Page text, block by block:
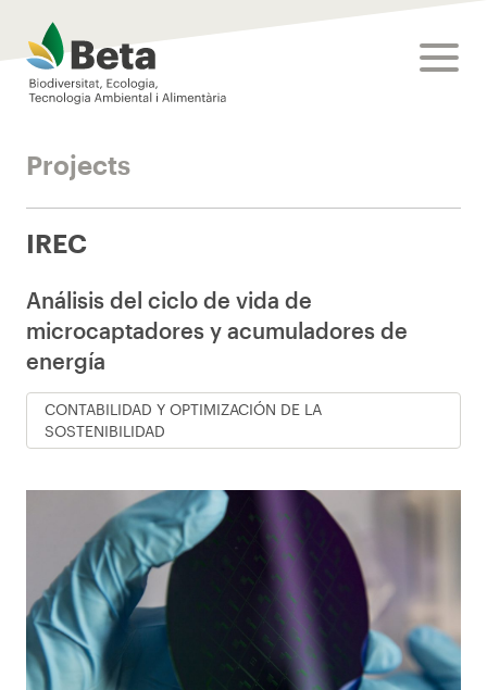
Beta Tech Center
Projects
IREC
Análisis del ciclo de vida de
microcaptadores y acumuladores de
energía
CONTABILIDAD Y OPTIMIZACIÓN DE LA
SOSTENIBILIDAD